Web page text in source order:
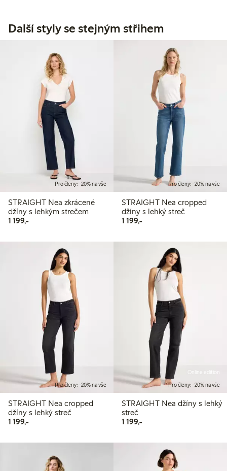
Další styly se stejným střihem
Pro členy: -20% na vše
STRAIGHT Nea zkrácené
džíny s lehkým strečem
1 199,-1 199,00 Kč
Pro členy: -20% na vše
STRAIGHT Nea cropped
džíny s lehký streč
1 199,-1 199,00 Kč
Pro členy: -20% na vše
STRAIGHT Nea cropped
džíny s lehký streč
1 199,-1 199,00 Kč
Online edition
Pro členy: -20% na vše
STRAIGHT Nea džíny s lehký
streč
1 199,-1 199,00 Kč